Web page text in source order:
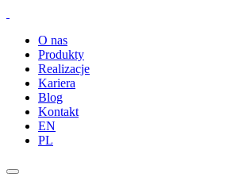
O nas
Produkty
Realizacje
Kariera
Blog
Kontakt
EN
PL